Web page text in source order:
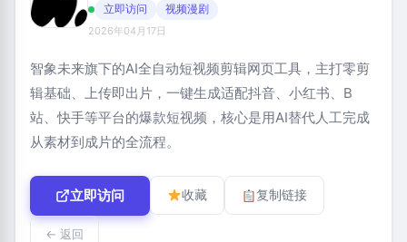
立即访问 视频漫剧
2026年04月17日
智象未来旗下的AI全自动短视频剪辑网页工具，主打零剪
辑基础、上传即出片，一键生成适配抖音、小红书、B
站、快手等平台的爆款短视频，核心是用AI替代人工完成
从素材到成片的全流程。
立即访问 收藏 复制链接
← 返回